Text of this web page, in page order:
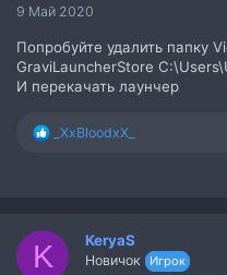
9 Май 2020
Попробуйте удалить папку
GraviLauncherStore
И перекачать лаунчер
Р_XxBloodxX_
K KeryaS
Новичок Игрок